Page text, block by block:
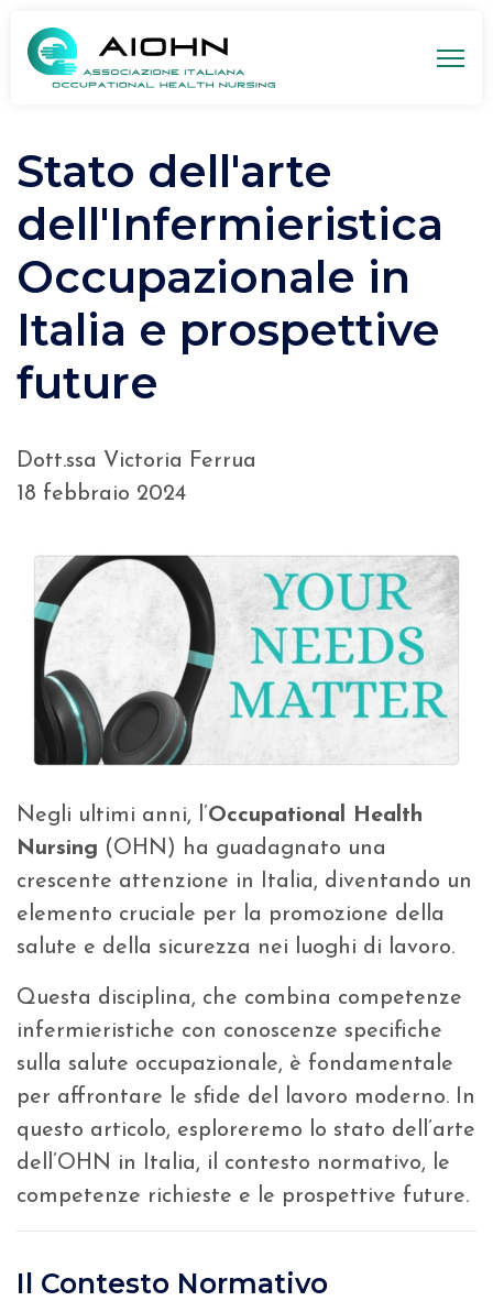
Stato dell'arte
dell'Infermieristica
Occupazionale in
Italia e prospettive
future
Dott.ssa Victoria Ferrua
18 febbraio 2024
Negli ultimi anni, l’Occupational Health
Nursing (OHN) ha guadagnato una
crescente attenzione in Italia, diventando un
elemento cruciale per la promozione della
salute e della sicurezza nei luoghi di lavoro.
Questa disciplina, che combina competenze
infermieristiche con conoscenze specifiche
sulla salute occupazionale, è fondamentale
per affrontare le sfide del lavoro moderno. In
questo articolo, esploreremo lo stato dell’arte
dell’OHN in Italia, il contesto normativo, le
competenze richieste e le prospettive future.
Il Contesto Normativo